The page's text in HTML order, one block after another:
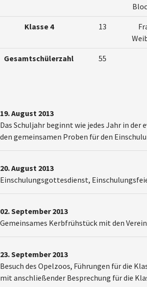
Klasse 4 13
Gesamtschülerzahl 55
19. August 2013
Das Schuljahr beginnt wie jedes Jahr in der
den gemeinsamen Proben für den
20. August 2013
Einschulungsgottesdienst,
02. September 2013
Gemeinsames Kerbfrühstück mit den
23. September 2013
Besuch des Opelzoos, Führungen für die
mit anschließender Besprechung für die